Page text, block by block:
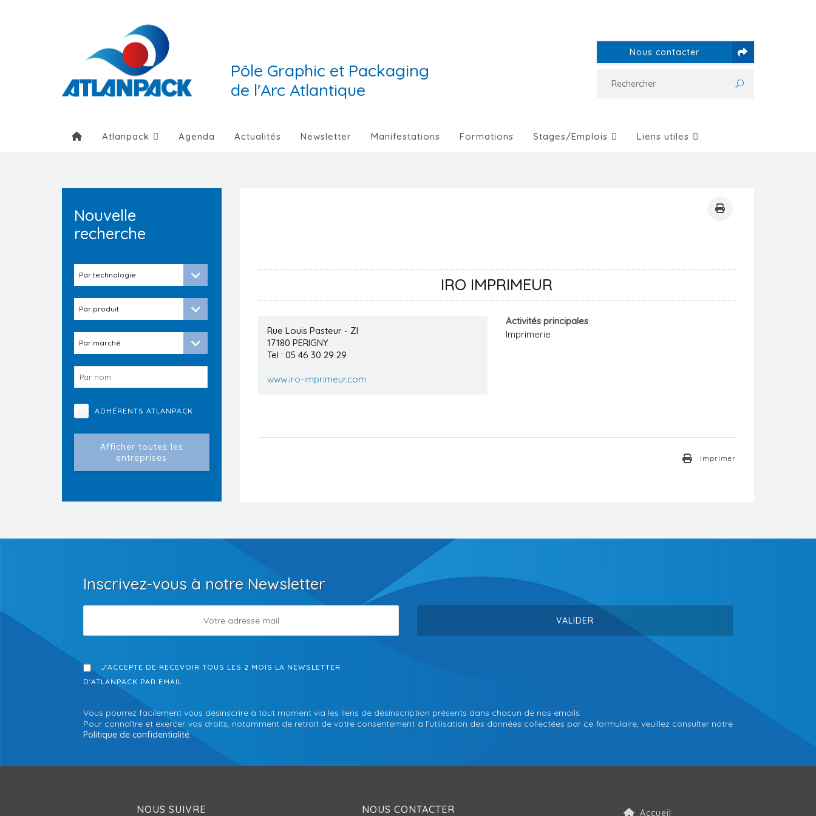
Pôle Graphic et Packaging
de l'Arc Atlantique
Nous contacter
Atlanpack Agenda Actualités Newsletter Manifestations Formations Stages/Emplois Liens utiles
IRO IMPRIMEUR
Rue Louis Pasteur - ZI
17180 PERIGNY
Tel : 05 46 30 29 29
www.iro-imprimeur.com
Activités principales
Imprimerie
Imprimer
Nouvelle
recherche
ADHÉRENTS ATLANPACK
Inscrivez-vous à notre Newsletter
J'ACCEPTE DE RECEVOIR TOUS LES 2 MOIS LA NEWSLETTER
D'ATLANPACK PAR EMAIL.
Vous pourrez facilement vous désinscrire à tout moment via les liens de désinscription présents dans chacun de nos emails.
Pour connaître et exercer vos droits, notamment de retrait de votre consentement à l'utilisation des données collectées par ce formulaire, veuillez consulter notre
Politique de confidentialité.
NOUS SUIVRE NOUS CONTACTER Accueil